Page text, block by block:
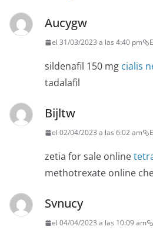
Aucygw
el 31/03/2023 a las 4:40 pm
sildenafil 150 mg cialis
tadalafil
Bijltw
el 02/04/2023 a las 6:02 am
zetia for sale online
methotrexate online
Svnucy
el 04/04/2023 a las 10:09 am